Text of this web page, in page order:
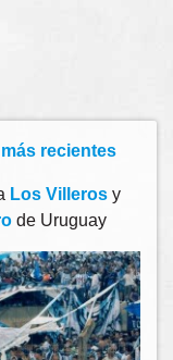
recientes
Los Villeros y
de Uruguay